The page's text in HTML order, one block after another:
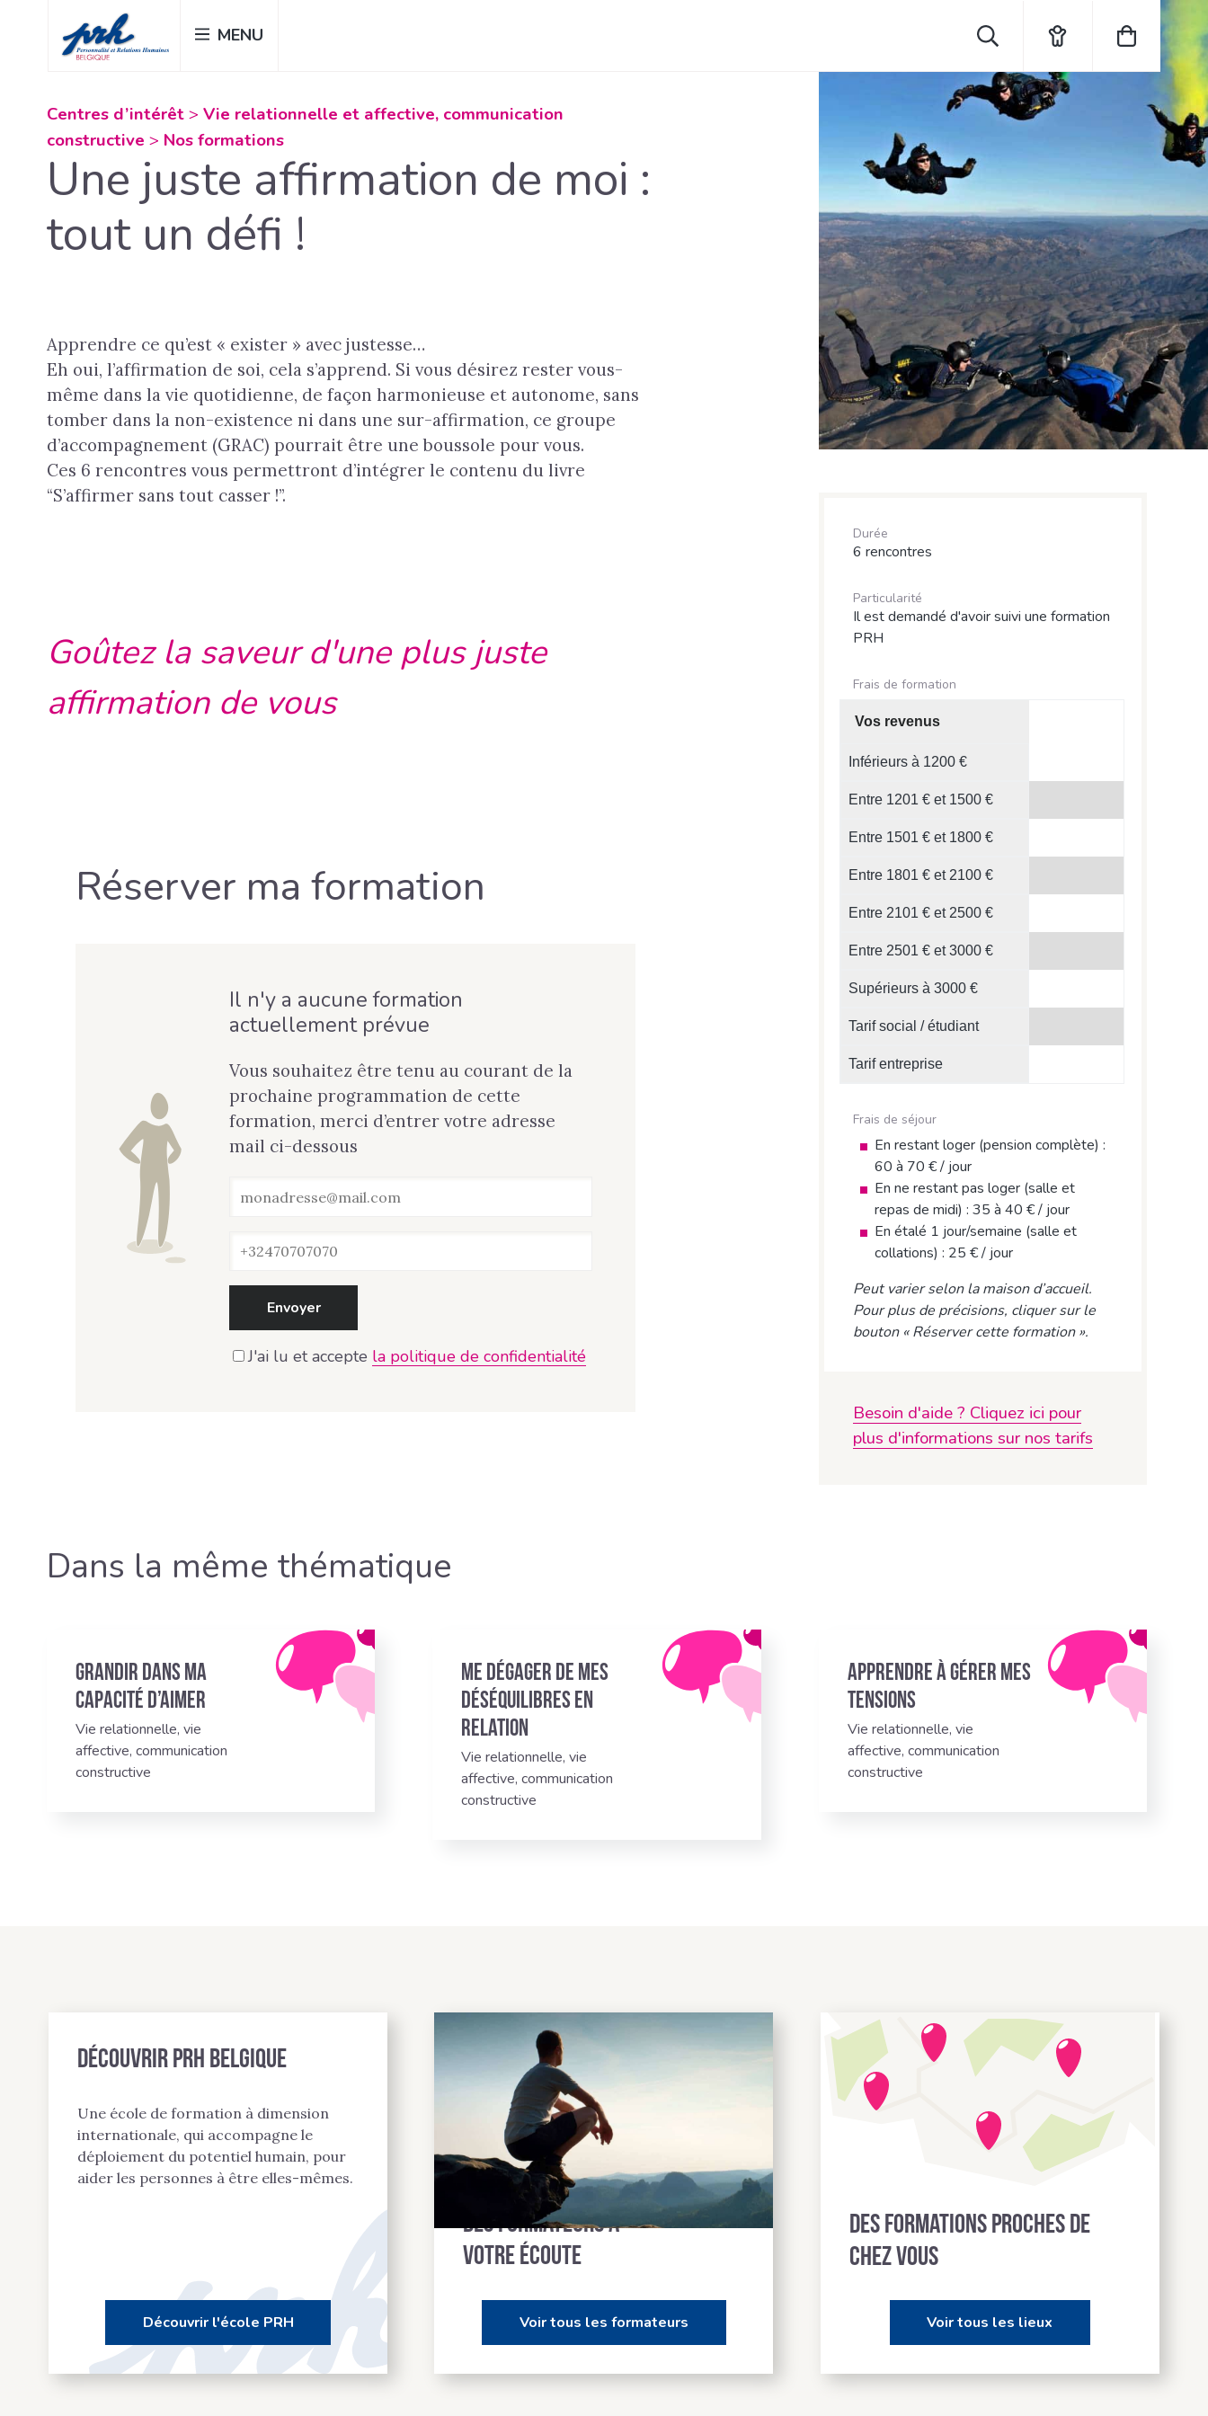
contenu
MENU
Rechercher
Mon
compte
Mon
panier
Centres d’intérêt>Vie relationnelle et affective, communication
constructive > Nos formations
Une juste affirmation de moi :
tout un défi !
Apprendre ce qu’est « exister » avec justesse…
Eh oui, l’affirmation de soi, cela s’apprend. Si vous désirez rester vous-
même dans la vie quotidienne, de façon harmonieuse et autonome, sans
tomber dans la non-existence ni dans une sur-affirmation, ce groupe
d’accompagnement (GRAC) pourrait être une boussole pour vous.
Ces 6 rencontres vous permettront d’intégrer le contenu du livre
“S’affirmer sans tout casser !”.
Durée
6 rencontres
Particularité
Il est demandé d'avoir suivi une formation
PRH
Frais de formation
Vos revenus
Inférieurs à 1200 €
Entre 1201 € et 1500 €
Entre 1501 € et 1800 €
Entre 1801 € et 2100 €
Entre 2101 € et 2500 €
Entre 2501 € et 3000 €
Supérieurs à 3000 €
Tarif social / étudiant
Tarif entreprise
Frais de séjour
En restant loger (pension complète) :
60 à 70 € / jour
En ne restant pas loger (salle et
repas de midi) : 35 à 40 € / jour
En étalé 1 jour/semaine (salle et
collations) : 25 € / jour
Peut varier selon la maison d’accueil.
Pour plus de précisions, cliquer sur le
bouton « Réserver cette formation ».
Besoin d'aide ? Cliquez ici pour
plus d'informations sur nos tarifs
Goûtez la saveur d'une plus juste
affirmation de vous
Réserver ma formation
Il n'y a aucune formation
actuellement prévue
Vous souhaitez être tenu au courant de la
prochaine programmation de cette
formation, merci d’entrer votre adresse
mail ci-dessous
J'ai lu et accepte la politique de confidentialité
Envoyer
Dans la même thématique
Grandir dans ma
capacité d’aimer
Vie relationnelle, vie
affective, communication
constructive
Me dégager de mes
déséquilibres en
relation
Vie relationnelle, vie
affective, communication
constructive
Apprendre à gérer mes
tensions
Vie relationnelle, vie
affective, communication
constructive
Découvrir PRH BELGIQUE
Une école de formation à dimension
internationale, qui accompagne le
déploiement du potentiel humain, pour
aider les personnes à être elles-mêmes.
Découvrir l'école PRH
Des formateurs à
votre écoute
Voir tous les formateurs
Des formations proches de
chez vous
Voir tous les lieux